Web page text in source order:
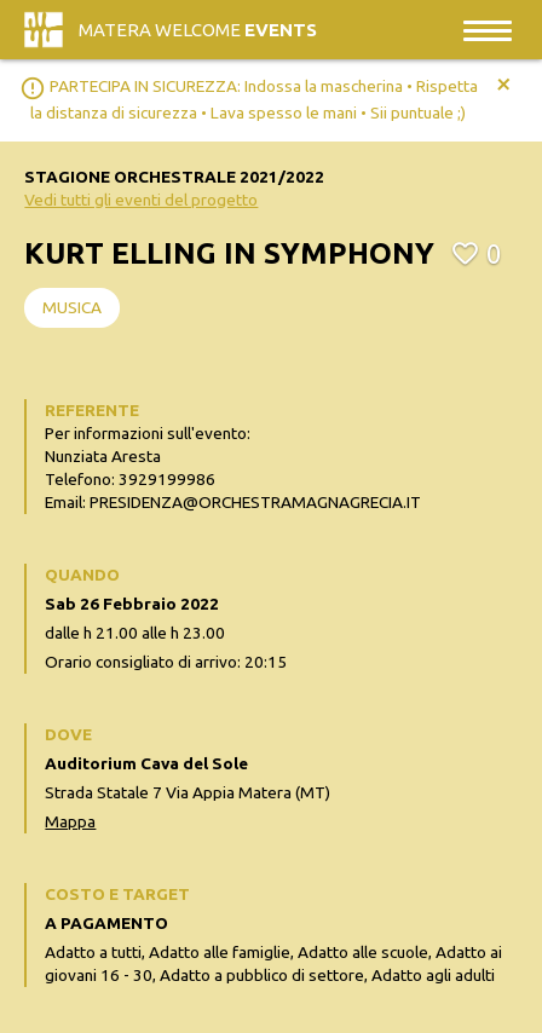
MATERA WELCOME EVENTS
error_outline PARTECIPA IN SICUREZZA: Indossa la mascherina • Rispetta
la distanza di sicurezza • Lava spesso le mani • Sii puntuale ;)
+
STAGIONE ORCHESTRALE 2021/2022
Vedi tutti gli eventi del progetto
KURT ELLING IN SYMPHONY 0
MUSICA
REFERENTE
Per informazioni sull'evento:
Nunziata Aresta
Telefono: 3929199986
Email: PRESIDENZA@ORCHESTRAMAGNAGRECIA.IT
QUANDO
Sab 26 Febbraio 2022
dalle h 21.00 alle h 23.00
Orario consigliato di arrivo: 20:15
DOVE
Auditorium Cava del Sole
Strada Statale 7 Via Appia Matera (MT)
Mappa
COSTO E TARGET
A PAGAMENTO
Adatto a tutti, Adatto alle famiglie, Adatto alle scuole, Adatto ai
giovani 16 - 30, Adatto a pubblico di settore, Adatto agli adulti